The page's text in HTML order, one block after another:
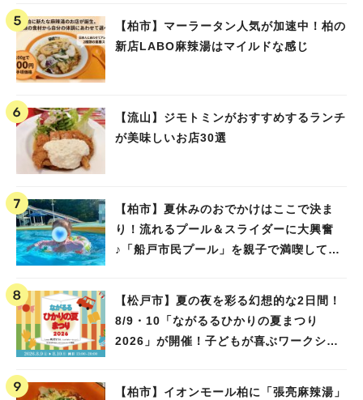
【柏市】マーラータン人気が加速中！柏の
新店LABO麻辣湯はマイルドな感じ
【流山】ジモトミンがおすすめするランチ
が美味しいお店30選
【柏市】夏休みのおでかけはここで決ま
り！流れるプール＆スライダーに大興奮
♪「船戸市民プール」を親子で満喫してき
【松戸市】夏の夜を彩る幻想的な2日間！
8/9・10「ながるるひかりの夏まつり
2026」が開催！子どもが喜ぶワークショ
【柏市】イオンモール柏に「張亮麻辣湯」